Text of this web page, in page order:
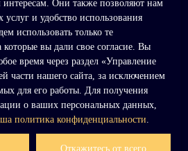
27 54 27Они также позволяют нам
и удобство использования
использовать только те
вы дали свое согласие. Вы
время через раздел «Управление
части нашего сайта, за исключением
для его работы. Для получения
о ваших персональных данных,
политика конфиденциальности.
Откажитесь от всего